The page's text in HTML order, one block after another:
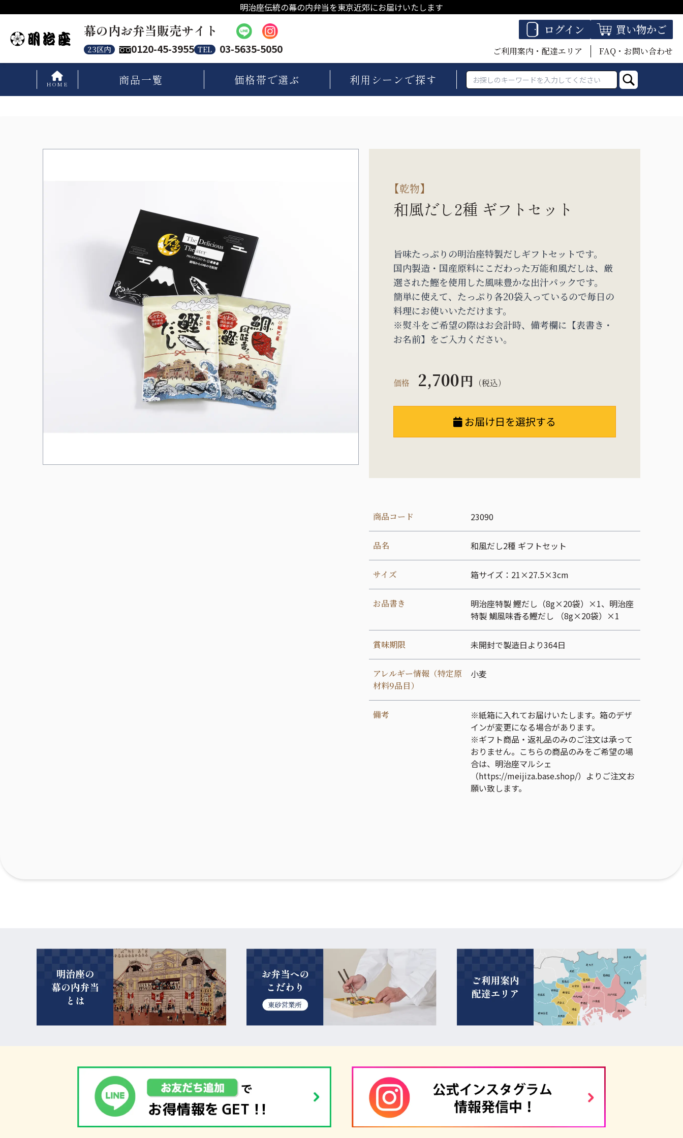
明治座伝統の幕の内弁当を東京近郊にお届けいたします
幕の内お弁当販売サイト
23区内 0120-45-3955 TEL 03-5635-5050
ログイン 買い物かご
ご利用案内・配達エリア FAQ・お問い合わせ
HOME 商品一覧 価格帯で選ぶ 利用シーンで探す
【乾物】
和風だし2種 ギフトセット
旨味たっぷりの明治座特製だしギフトセットです。
国内製造・国産原料にこだわった万能和風だしは、厳
選された鰹を使用した風味豊かな出汁パックです。
簡単に使えて、たっぷり各20袋入っているので毎日の
料理にお使いいただけます。
※熨斗をご希望の際はお会計時、備考欄に【表書き・
お名前】をご入力ください。
価格 2,700円 （税込）
お届け日を選択する
商品コード 23090
品名 和風だし2種 ギフトセット
サイズ 箱サイズ：21×27.5×3cm
お品書き
明治座特製 鰹だし（8g×20袋）×1、明治座
特製 鯛風味香る鰹だし （8g×20袋）×1
賞味期限 未開封で製造日より364日
アレルギー情報（特定原
材料9品目）
小麦
備考
※紙箱に入れてお届けいたします。箱のデザ
インが変更になる場合があります。
※ギフト商品・返礼品のみのご注文は承って
おりません。こちらの商品のみをご希望の場
合は、明治座マルシェ
（https://meijiza.base.shop/）よりご注文お
願い致します。